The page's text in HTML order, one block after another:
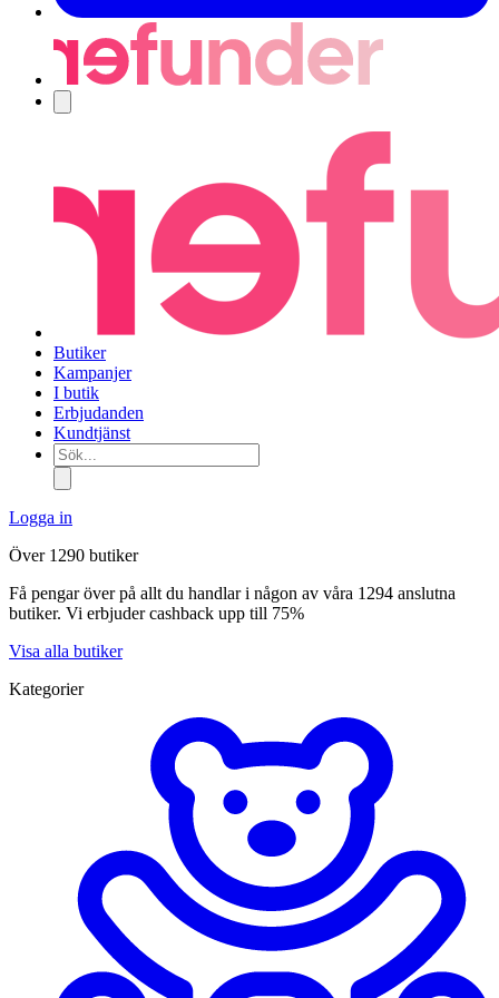
Butiker
Kampanjer
I butik
Erbjudanden
Kundtjänst
Sök...
Logga in
Över 1290 butiker
Få pengar över på allt du handlar i någon av våra 1294 anslutna
butiker. Vi erbjuder cashback upp till 75%
Visa alla butiker
Kategorier